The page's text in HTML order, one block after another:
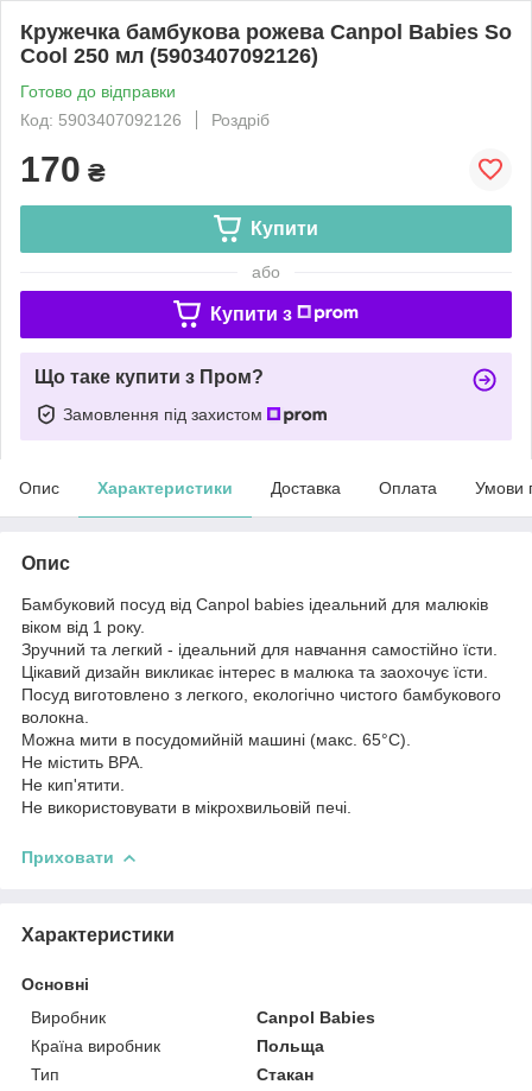
Кружечка бамбукова рожева Canpol Babies So
Cool 250 мл (5903407092126)
Готово до відправки
Код: 5903407092126
Роздріб
170 ₴
Купити
або
Купити з
Що таке купити з Пром?
Замовлення під захистом
Опис Характеристики Доставка Оплата Умови
Опис
Бамбуковий посуд від Canpol babies ідеальний для малюків
віком від 1 року.
Зручний та легкий - ідеальний для навчання самостійно їсти.
Цікавий дизайн викликає інтерес в малюка та заохочує їсти.
Посуд виготовлено з легкого, екологічно чистого бамбукового
волокна.
Можна мити в посудомийній машині (макс. 65°C).
Не містить BPA.
Не кип'ятити.
Не використовувати в мікрохвильовій печі.
Приховати
Характеристики
Основні
Виробник
Canpol Babies
Країна виробник
Польща
Тип
Стакан